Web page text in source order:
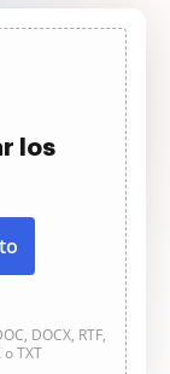
los
DOCX, RTF,
o TXT